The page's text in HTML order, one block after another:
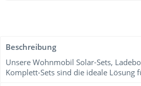
Beschreibung
Unsere Wohnmobil Solar-Sets,
Komplett-Sets sind die ideale Lösung